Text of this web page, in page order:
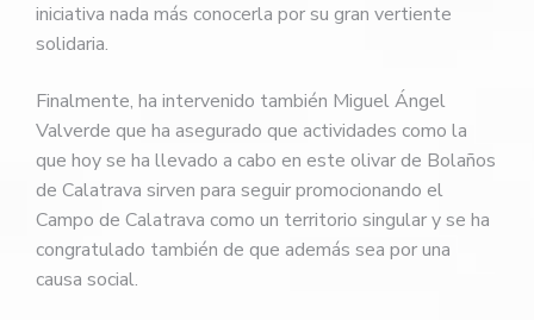
iniciativa nada más conocerla por su gran vertiente
solidaria.
Finalmente, ha intervenido también Miguel Ángel
Valverde que ha asegurado que actividades como la
que hoy se ha llevado a cabo en este olivar de Bolaños
de Calatrava sirven para seguir promocionando el
Campo de Calatrava como un territorio singular y se ha
congratulado también de que además sea por una
causa social.